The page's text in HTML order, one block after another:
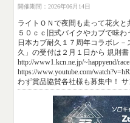
開催期間：2026年06月14日
ライトＯＮで夜間も走って花火
５０ｃｃ旧式バイクやカブで味
日本カブ耐久１７周年コラボレ
久」の受付は２月１日から 規則
http://www1.kcn.ne.jp/~happyend/
https://www.youtube.com/
わず賞品協賛各社様も募集中！